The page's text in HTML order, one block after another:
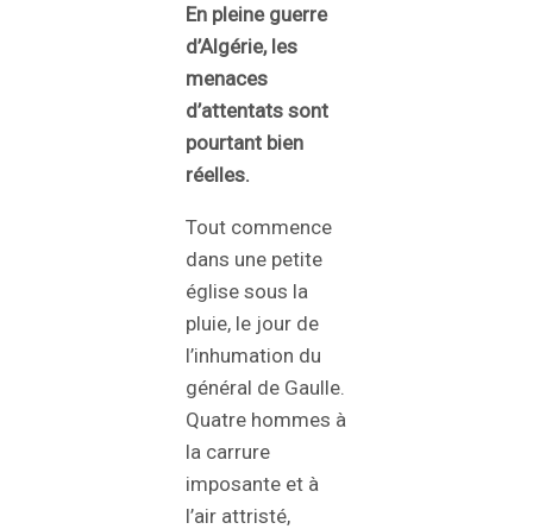
En pleine guerre
d’Algérie, les
menaces
d’attentats sont
pourtant bien
réelles.
Tout commence
dans une petite
église sous la
pluie, le jour de
l’inhumation du
général de Gaulle.
Quatre hommes à
la carrure
imposante et à
l’air attristé,